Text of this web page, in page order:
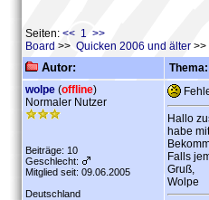
Seiten: << 1 >>
Board >> Quicken 2006 und älter >>
Autor:
wolpe (offline)
Normaler Nutzer
Beiträge: 10
Geschlecht:
Mitglied seit: 09.06.2005
Deutschland
Hallo
habe
Falls
Gruß,
Wolpe